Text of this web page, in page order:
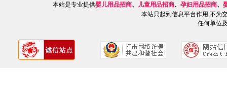
本站是专业提供婴儿用品招商、 儿童用品招商、 孕妇用品招商、
本站只起到信息平台作用,不为
任何单位